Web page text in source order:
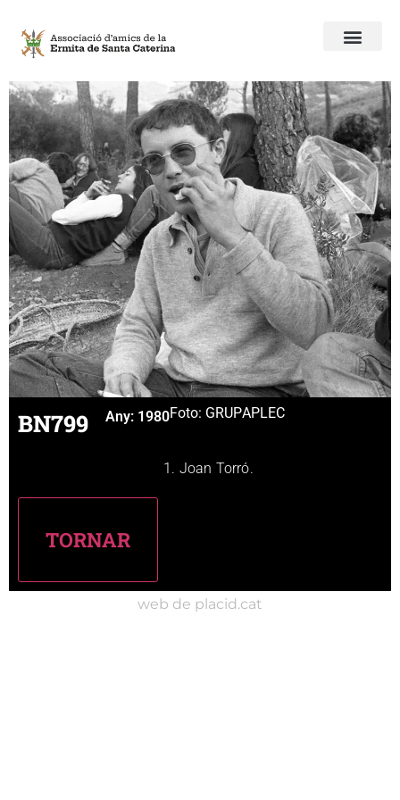
BN799 Any: 1980Foto: GRUPAPLEC
1. Joan Torró.
web de placid.cat